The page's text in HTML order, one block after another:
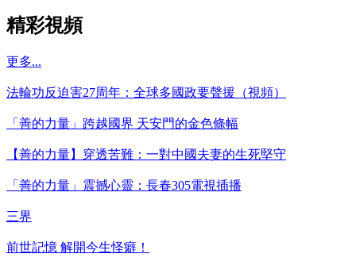
精彩視頻
更多...
法輪功反迫害27周年：全球多國政要聲援（視頻）
「善的力量」跨越國界 天安門的金色條幅
【善的力量】穿透苦難：一對中國夫妻的生死堅守
「善的力量」震撼心靈：長春305電視插播
三界
前世記憶 解開今生怪癖！